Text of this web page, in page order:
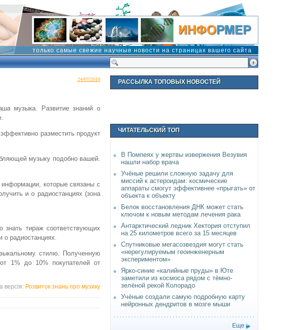
только самые свежие научные новости на страницах вашего сайта
24/07/2010
музыка. Развитие знаний о
разместить продукт
музыку подобно вашей.
которые связаны с
и о радиостанциях (зона
знать тираж соответствующих
радиостанциях.
стилю. Полученную
1% до 10% покупателей от
версія: Розвиток знань про музику
РАССЫЛКА ТОПОВЫХ НОВОСТЕЙ
ЧИТАТЕЛЬСКИЙ ТОП
В Помпеях у жертвы извержения Везувия
нашли набор врача
Учёные решили сложную задачу для
миссий к астероидам: космические
аппараты смогут эффективнее «прыгать» от
объекта к объекту
Белок восстановления ДНК может стать
ключом к новым методам лечения рака
Антарктический ледник Хектория отступил
на 25 километров всего за 15 месяцев
Спутниковые мегасозвездия могут стать
«нерегулируемым геоинженерным
экспериментом»
Ярко-синие «калийные пруды» в Юте
заметили из космоса рядом с тёмно-
зелёной рекой Колорадо
Учёные создали самую подробную карту
нейронных дендритов в мозге мыши
Еще